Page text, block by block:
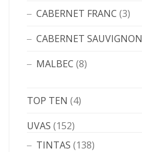
CABERNET FRANC (3)
CABERNET SAUVIGNON
MALBEC (8)
TOP TEN (4)
UVAS (152)
TINTAS (138)